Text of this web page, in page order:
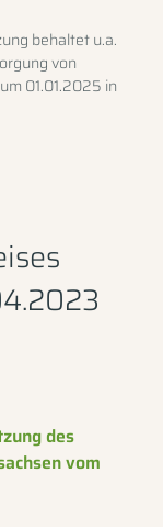
behaltet u.a.
von
01.01.2025 in
des
vom
267 KB